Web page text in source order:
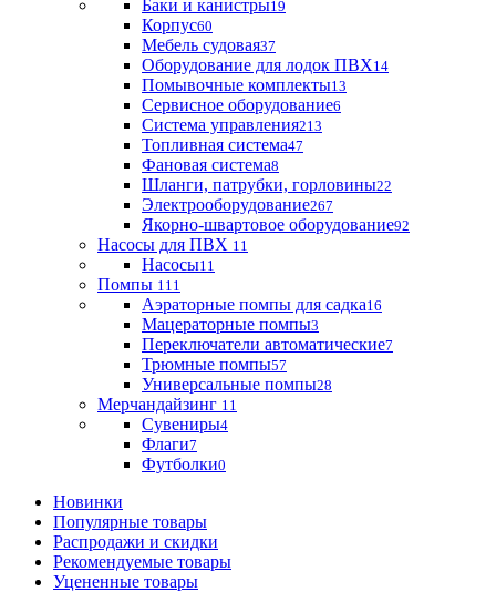
Баки и канистры19
Корпус60
Мебель судовая37
Оборудование для лодок ПВХ14
Помывочные комплекты13
Сервисное оборудование6
Система управления213
Топливная система47
Фановая система8
Шланги, патрубки, горловины22
Электрооборудование267
Якорно-швартовое оборудование92
Насосы для ПВХ 11
Насосы11
Помпы 111
Аэраторные помпы для садка16
Мацераторные помпы3
Переключатели автоматические7
Трюмные помпы57
Универсальные помпы28
Мерчандайзинг 11
Сувениры4
Флаги7
Футболки0
Новинки
Популярные товары
Распродажи и скидки
Рекомендуемые товары
Уцененные товары